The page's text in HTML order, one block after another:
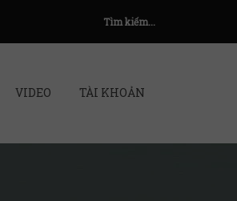
Tìm kiếm...
VIDEO TÀI KHOẢN